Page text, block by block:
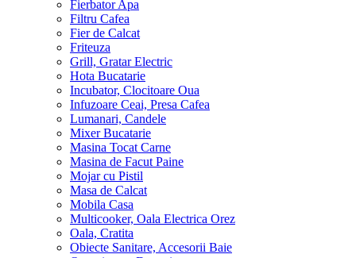
Fierbator Apa
Filtru Cafea
Fier de Calcat
Friteuza
Grill, Gratar Electric
Hota Bucatarie
Incubator, Clocitoare Oua
Infuzoare Ceai, Presa Cafea
Lumanari, Candele
Mixer Bucatarie
Masina Tocat Carne
Masina de Facut Paine
Mojar cu Pistil
Masa de Calcat
Mobila Casa
Multicooker, Oala Electrica Orez
Oala, Cratita
Obiecte Sanitare, Accesorii Baie